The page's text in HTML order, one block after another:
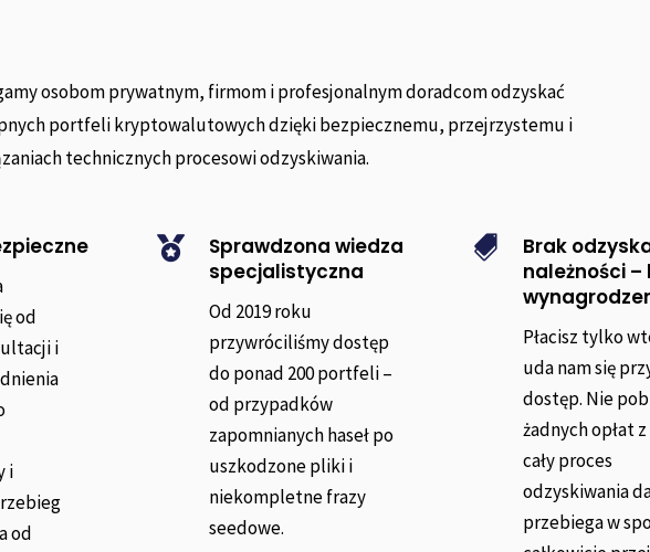
osobom prywatnym, firmom i profesjonalnym doradcom odzyskać
portfeli kryptowalutowych dzięki bezpiecznemu, przejrzystemu i
technicznych procesowi odzyskiwania.
od
i
i
od

Sprawdzona wiedza
specjalistyczna
Od 2019 roku
przywróciliśmy dostęp
do ponad 200 portfeli –
od przypadków
zapomnianych haseł po
uszkodzone pliki i
niekompletne frazy
seedowe.

Brak
należności –
Płacisz tylko
uda nam się
dostęp. Nie
żadnych opłat
cały proces
odzyskiwania
przebiega w